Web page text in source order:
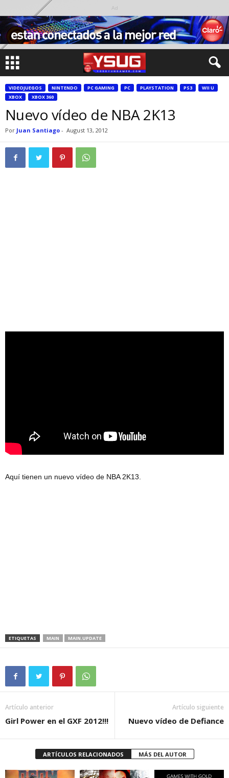
Ad
VIDEOJUEGOS NINTENDO PC GAMING PC PLAYSTATION PS3
WII U
XBOX
XBOX 360
Nuevo vídeo de NBA 2K13
Por Juan Santiago - August 13, 2012
Aquí tienen un nuevo vídeo de NBA 2K13.
ETIQUETAS MAIN MAIN.UPDATE
Artículo anterior
Girl Power en el GXF 2012!!!
Artículo siguiente
Nuevo vídeo de Defiance
ARTÍCULOS RELACIONADOS MÁS DEL AUTOR